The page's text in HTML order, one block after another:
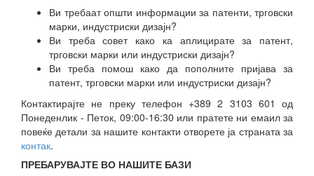
Ви требаат општи информации за патенти, трговски
марки, индустриски дизајн?
Ви треба совет како ка аплицирате за патент,
трговски марки или индустриски дизајн?
Ви треба помош како да пополните пријава за
патент, трговски марки или индустриски дизајн?
Контактирајте не преку телефон +389 2 3103 601 од
Понеденлик - Петок, 09:00-16:30 или пратете ни емаил за
повеќе детали за нашите контакти отворете ја страната за
контак.
ПРЕБАРУВАЈТЕ ВО НАШИТЕ БАЗИ